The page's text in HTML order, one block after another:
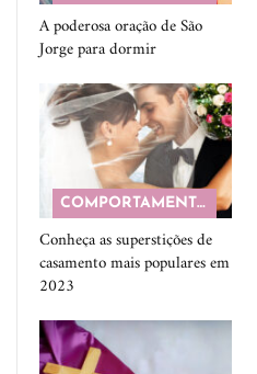
A poderosa oração de São
Jorge para dormir
COMPORTAMENTO
Conheça as superstições de
casamento mais populares em
2023